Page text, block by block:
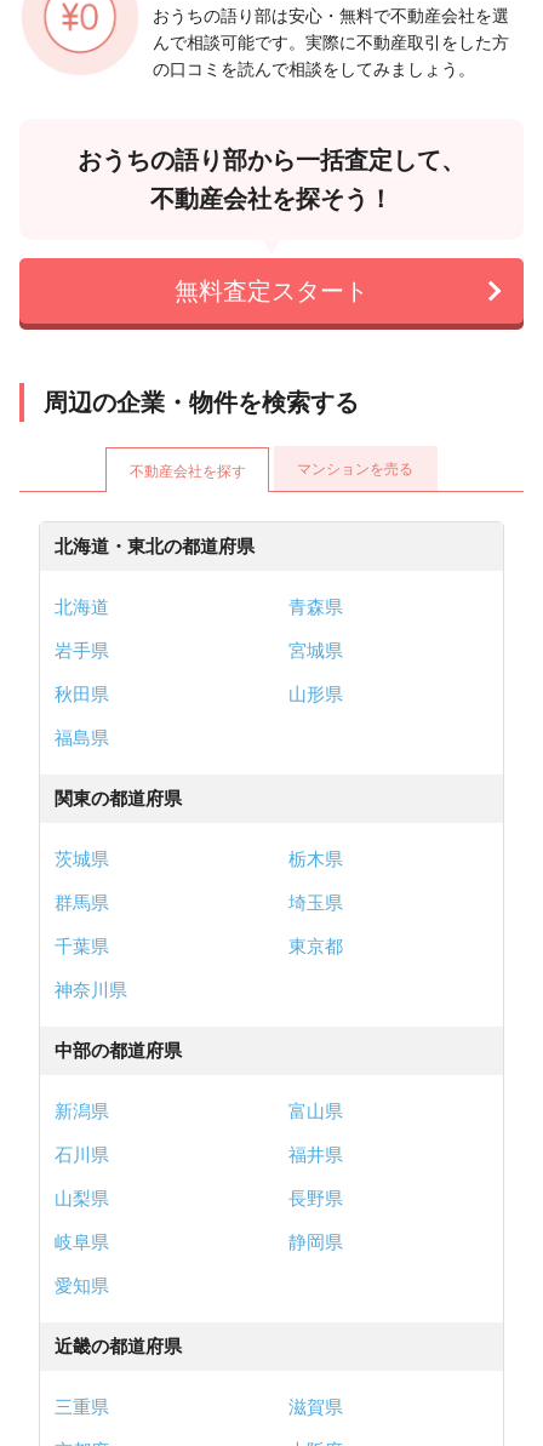
おうちの語り部は安心・無料で不動産会社を選
んで相談可能です。実際に不動産取引をした方
の口コミを読んで相談をしてみましょう。
おうちの語り部から一括査定して、
不動産会社を探そう！
無料査定スタート
周辺の企業・物件を検索する
不動産会社を探す マンションを売る
北海道・東北の都道府県
北海道
青森県
岩手県
宮城県
秋田県
山形県
福島県
関東の都道府県
茨城県
栃木県
群馬県
埼玉県
千葉県
東京都
神奈川県
中部の都道府県
新潟県
富山県
石川県
福井県
山梨県
長野県
岐阜県
静岡県
愛知県
近畿の都道府県
三重県
滋賀県